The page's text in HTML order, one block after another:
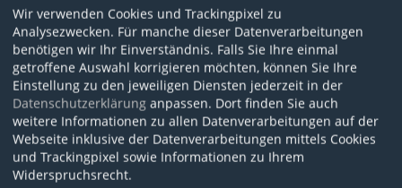
(3) Mit der Nutzung der Lernplattform versichern
Sie, dass Sie Ihre Zugangsdaten vor
unautorisiertem Zugriff schützen werden. Falls
Ihnen eine missbräuchliche Verwendung der
Zugangsdaten auffällt oder Sie vermuten, dass
Ihre Daten missbräuchlich verwendet werden,
sind Sie verpflichtet, die RPT unverzüglich zu
benachrichtigen. Ein Nutzerkonto ist nicht auf
Dritte übertragbar.
Wir verwenden Cookies und Trackingpixel zu
Analysezwecken. Für manche dieser Datenverarbeitungen
benötigen wir Ihr Einverständnis. Falls Sie Ihre einmal
getroffene Auswahl korrigieren möchten, können Sie Ihre
Einstellung zu den jeweiligen Diensten jederzeit in der
Datenschutzerklärung anpassen. Dort finden Sie auch
weitere Informationen zu allen Datenverarbeitungen auf der
Webseite inklusive der Datenverarbeitungen mittels Cookies
und Trackingpixel sowie Informationen zu Ihrem
Widerspruchsrecht.